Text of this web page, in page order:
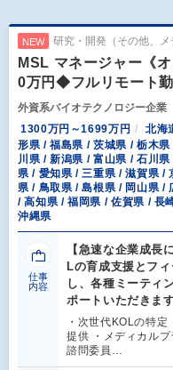
NEW 研究・開発（その他、メ
MSL マネージャー《
0万円◆フルリモート勤
外資系バイオテクノロジー企業
1300万円～1699万円
北海
形県 / 福島県 / 茨城県 / 栃木
川県 / 新潟県 / 富山県 / 石川
県 / 愛知県 / 三重県 / 滋賀県 /
県 / 鳥取県 / 島根県 / 岡山県 /
/ 高知県 / 福岡県 / 佐賀県 / 長
沖縄県
仕事
内容
【急速な企業成長
Lの育成支援とフ
し、各種ミーティ
ポートいただきま
・次世代KOLの特
提供 ・メディカル
諮問委員…